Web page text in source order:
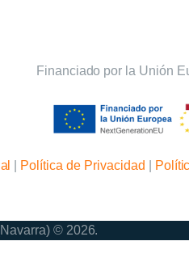
Financiado por la Unión
Política de Privacidad
© 2026.